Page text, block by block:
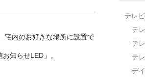
宅内のお好きな場所に設置で
知らせLED」。
テレビ
テ
テ
テ
デ